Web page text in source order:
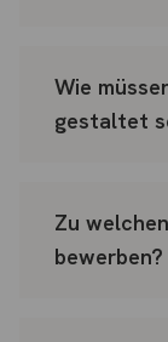
Wie
gestaltet
Zu
bewerben?